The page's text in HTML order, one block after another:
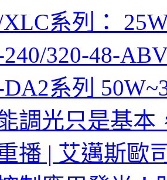
系列：
320-48-
系列
能調光只是基本
播 | 艾邁斯歐